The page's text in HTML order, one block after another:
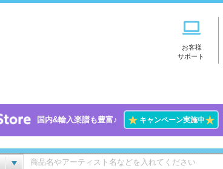
お客様
サポート
国内&輸入楽譜も豊富♪ ★キャンペーン実施中★